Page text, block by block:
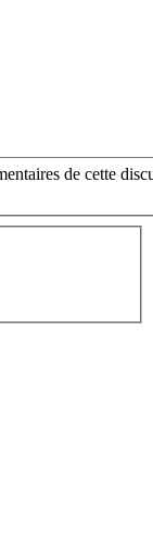
de cette